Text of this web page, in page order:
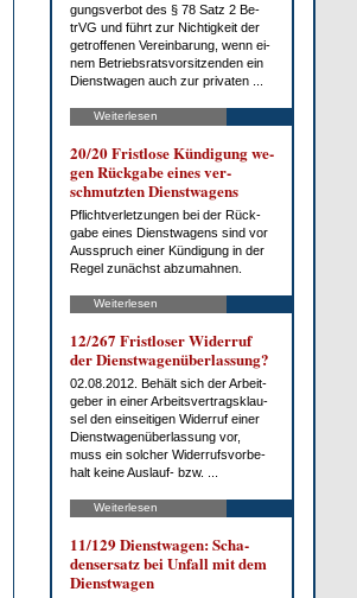
gungs­ver­bot des § 78 Satz 2 Be­
trVG und führt zur Nich­tig­keit der
ge­trof­fe­nen Ver­ein­ba­rung, wenn ei­
nem Be­triebs­rats­vor­sit­zen­den ein
Dienst­wa­gen auch zur pri­va­ten ...
Weiterlesen
20/20 Frist­lo­se Kün­di­gung we­
gen Rück­ga­be ei­nes ver­
schmutz­ten Dienst­wa­gens
Pflicht­ver­let­zun­gen bei der Rück­
ga­be ei­nes Dienst­wa­gens sind vor
Aus­spruch ei­ner Kün­di­gung in der
Re­gel zu­nächst ab­zu­mah­nen.
Weiterlesen
12/267 Frist­lo­ser Wi­der­ruf
der Dienst­wa­gen­über­las­sung?
02.08.2012. Be­hält sich der Ar­beit­
ge­ber in ei­ner Ar­beits­ver­trags­klau­
sel den ein­sei­ti­gen Wi­der­ruf ei­ner
Dienst­wa­gen­über­las­sung vor,
muss ein sol­cher Wi­der­rufs­vor­be­
halt kei­ne Aus­lauf- bzw. ...
Weiterlesen
11/129 Dienst­wa­gen: Scha­
dens­er­satz bei Un­fall mit dem
Dienst­wa­gen